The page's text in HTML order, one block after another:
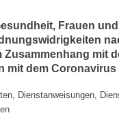
Frauen
mit
mit dem Coronavirus
Dienstanweisungen,